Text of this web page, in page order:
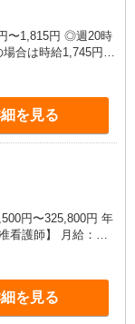
円 ◎週20時
合は時給1,745円〜
の場合は時給1,445
を見る
円〜325,800円 年
：364万円〜413万円
均2回分）等、 毎
。 ◎月給は
時は別途時間外手
を見る